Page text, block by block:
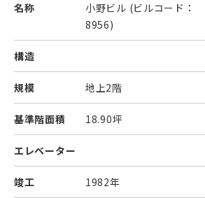
名称 小野ビル (ビルコード：
8956)
構造
規模 地上2階
基準階面積 18.90坪
エレベーター
竣工 1982年